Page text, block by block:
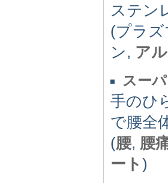
ステン
(プラズ
ン, アル
スー
手のひ
で腰全
(腰, 腰
ート )